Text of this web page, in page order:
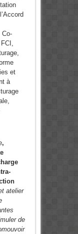
Co-
et
à
,
atelier
de